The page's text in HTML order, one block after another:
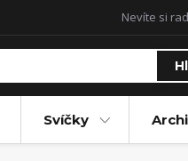
Nevíte si
Svíčky